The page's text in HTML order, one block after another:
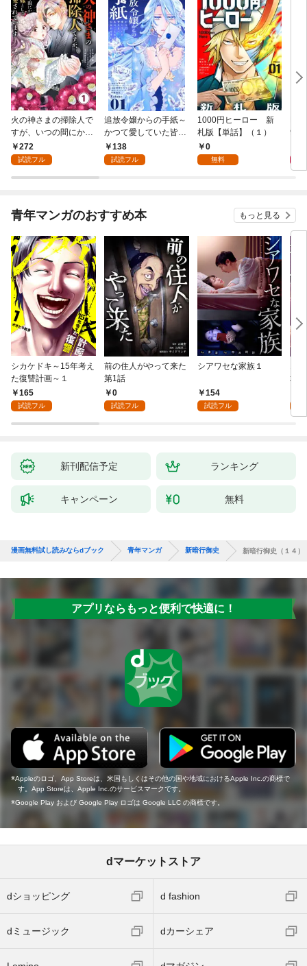
火の神さまの掃除人で
すが、いつの間にか花
嫁として溺愛されてい
ます【単話】（１）
272
試読フル
追放令嬢からの手紙～
かつて愛していた皆さ
まへ 私のことなどお忘
れですか？～【単話】
138
試読フル
1000円ヒーロー 新
札版【単話】（１）
0
無料
9.5
青年マンガのおすすめ本 もっと見る
シカケドキ～15年考え
た復讐計画～１
165
試読フル
前の住人がやって来た
第1話
0
試読フル
シアワセな家族１
154
試読フル
地
新刊配信予定 ランキング
キャンペーン 無料
漫画無料試し読みならdブック 青年マンガ 新暗行御史 新暗行御史（１４）
アプリならもっと便利で快適に！
Appleのロゴ、App Storeは、米国もしくはその他の国や地域におけるApple Inc.の商標で
す。App Storeは、Apple Inc.のサービスマークです。
Google Play および Google Play ロゴは Google LLC の商標です。
dマーケットストア
dショッピング d fashion
dミュージック dカーシェア